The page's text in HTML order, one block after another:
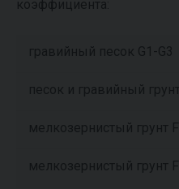
коэффициента:
гравийный песок G1-G3
песок и гравийный
мелкозернистый грунт
мелкозернистый грунт